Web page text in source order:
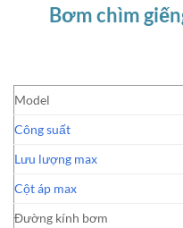
Bơm chìm
Model
Công suất
Lưu lượng max
Cột áp max
Đường kính bơm